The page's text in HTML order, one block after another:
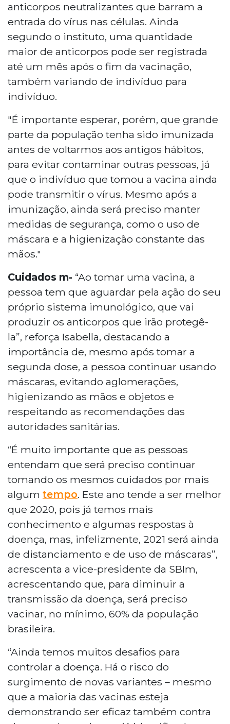
anticorpos neutralizantes que barram a
entrada do vírus nas células. Ainda
segundo o instituto, uma quantidade
maior de anticorpos pode ser registrada
até um mês após o fim da vacinação,
também variando de indivíduo para
indivíduo.
"É importante esperar, porém, que grande
parte da população tenha sido imunizada
antes de voltarmos aos antigos hábitos,
para evitar contaminar outras pessoas, já
que o indivíduo que tomou a vacina ainda
pode transmitir o vírus. Mesmo após a
imunização, ainda será preciso manter
medidas de segurança, como o uso de
máscara e a higienização constante das
mãos."
Cuidados m- “Ao tomar uma vacina, a
pessoa tem que aguardar pela ação do seu
próprio sistema imunológico, que vai
produzir os anticorpos que irão protegê-
la”, reforça Isabella, destacando a
importância de, mesmo após tomar a
segunda dose, a pessoa continuar usando
máscaras, evitando aglomerações,
higienizando as mãos e objetos e
respeitando as recomendações das
autoridades sanitárias.
“É muito importante que as pessoas
entendam que será preciso continuar
tomando os mesmos cuidados por mais
algum tempo. Este ano tende a ser melhor
que 2020, pois já temos mais
conhecimento e algumas respostas à
doença, mas, infelizmente, 2021 será ainda
de distanciamento e de uso de máscaras”,
acrescenta a vice-presidente da SBIm,
acrescentando que, para diminuir a
transmissão da doença, será preciso
vacinar, no mínimo, 60% da população
brasileira.
“Ainda temos muitos desafios para
controlar a doença. Há o risco do
surgimento de novas variantes – mesmo
que a maioria das vacinas esteja
demonstrando ser eficaz também contra